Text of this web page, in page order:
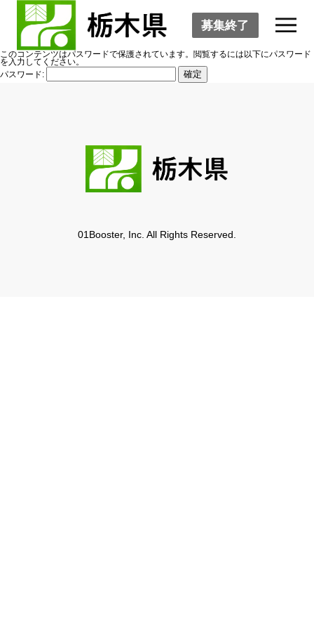
募集終了
このコンテンツはパスワードで保護されています。閲覧するには以下にパスワード
を入力してください。
パスワード:
01Booster, Inc. All Rights Reserved.